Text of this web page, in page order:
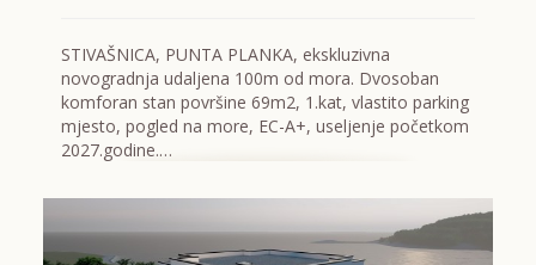
STIVAŠNICA, PUNTA PLANKA, ekskluzivna
novogradnja udaljena 100m od mora. Dvosoban
komforan stan površine 69m2, 1.kat, vlastito parking
mjesto, pogled na more, EC-A+, useljenje početkom
2027.godine.…